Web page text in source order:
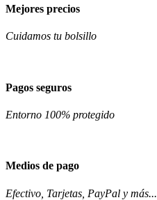
Mejores precios
Cuidamos tu bolsillo
Pagos seguros
Entorno 100% protegido
Medios de pago
Efectivo, Tarjetas, PayPal y más...